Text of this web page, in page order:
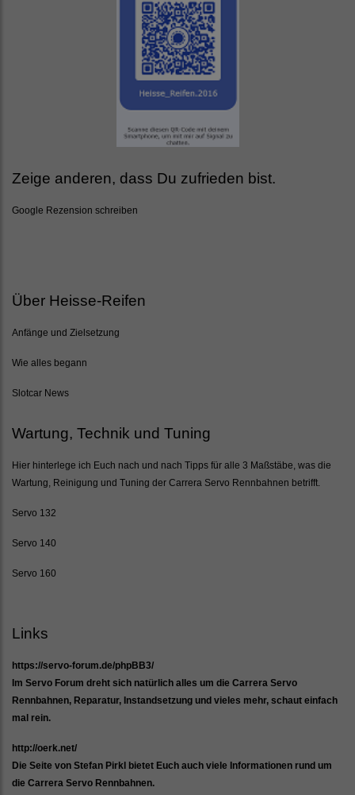
Zeige anderen, dass Du zufrieden bist.
Google Rezension schreiben
Über Heisse-Reifen
Anfänge und Zielsetzung
Wie alles begann
Slotcar News
Wartung, Technik und Tuning
Hier hinterlege ich Euch nach und nach Tipps für alle 3 Maßstäbe, was die
Wartung, Reinigung und Tuning der Carrera Servo Rennbahnen betrifft.
Servo 132
Servo 140
Servo 160
Links
https://servo-forum.de/phpBB3/
Im Servo Forum dreht sich natürlich alles um die Carrera Servo
Rennbahnen, Reparatur, Instandsetzung und vieles mehr, schaut einfach
mal rein.
http://oerk.net/
Die Seite von Stefan Pirkl bietet Euch auch viele Informationen rund um
die Carrera Servo Rennbahnen.